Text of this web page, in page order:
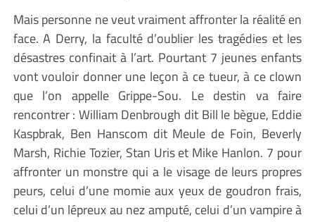
Mais personne ne veut vraiment affronter la réalité en
face. A Derry, la faculté d’oublier les tragédies et les
désastres confinait à l’art. Pourtant 7 jeunes enfants
vont vouloir donner une leçon à ce tueur, à ce clown
que l’on appelle Grippe-Sou. Le destin va faire
rencontrer : William Denbrough dit Bill le bègue, Eddie
Kaspbrak, Ben Hanscom dit Meule de Foin, Beverly
Marsh, Richie Tozier, Stan Uris et Mike Hanlon. 7 pour
affronter un monstre qui a le visage de leurs propres
peurs, celui d’une momie aux yeux de goudron frais,
celui d’un lépreux au nez amputé, celui d’un vampire à